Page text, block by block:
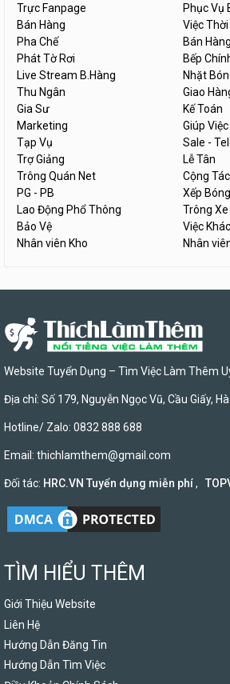
Trực Fanpage
Phục Vụ
Bán Hàng
Việc Thời
Pha Chế
Bán
Phát Tờ Rơi
Bếp
Live Stream B.Hàng
Nhặt
Thu Ngân
Giao
Gia Sư
Kế Toán
Marketing
Giúp
Tạp Vụ
Sale -
Trợ Giảng
Lễ Tân
Trông Quán Net
Cộng
PG - PB
Xếp
Lao Động Phổ Thông
Trông Xe
Bảo Vệ
Việc Khác
Nhân viên Kho
Nhân
Website Tuyển Dụng – Tìm Việc Làm Thêm
Địa chỉ: Số 179, Nguyễn Ngọc Vũ, Cầu Giấy,
Hotline/ Zalo: 0832 888 688
Email: thichlamthem@gmail.com
Đối tác: HRC.VN Tuyển dụng miễn phí,
TÌM HIỂU THÊM
Giới Thiệu Website
Liên Hệ
Hướng Dẫn Đăng Tin
Hướng Dẫn Tìm Việc